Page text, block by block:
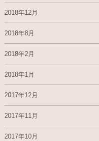
2018年12月
2018年8月
2018年2月
2018年1月
2017年12月
2017年11月
2017年10月